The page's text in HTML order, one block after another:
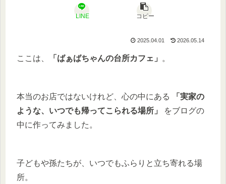
LINE コピー
2025.04.01 2026.05.14
ここは、 「ばぁばちゃんの台所カフェ」 。
本当のお店ではないけれど、心の中にある
「実家の
ような、いつでも帰ってこられる場所」
をブログの
中に作ってみました。
子どもや孫たちが、いつでもふらりと立ち寄れる場
所。